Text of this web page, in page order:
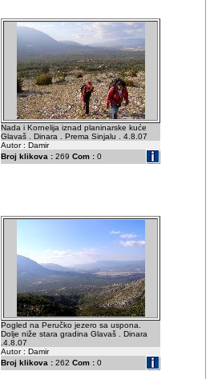
Nada i Kornelija iznad planinarske kuće
Glavaš . Dinara . Prema Sinjalu . 4.8.07
Autor : Damir
Broj klikova : 269 Com : 0
Pogled na Peručko jezero sa uspona.
Dolje niže stara gradina Glavaš . Dinara
.4.8.07
Autor : Damir
Broj klikova : 262 Com : 0